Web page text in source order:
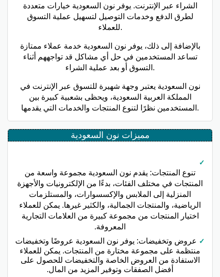
الشراء عبر الإنترنت. يوفر نون السعودية خيارات متعددة
لطرق الدفع وخدمات التوصيل لتسهيل عملية التسوق
للعملاء.
بالإضافة إلى ذلك، يوفر نون السعودية خدمة عملاء ممتازة
تساعد المستخدمين في حل أي مشاكل قد تواجههم أثناء
التسوق أو بعد عملية الشراء.
نون السعودية يعتبر وجهة شهيرة للتسوق عبر الإنترنت في
المملكة العربية السعودية، ويحظى بشعبية كبيرة بين
المستخدمين نظرًا لتنوع المنتجات والخدمات التي يقدمها.
مميزات نون السعودية
تنوع المنتجات: يقدم نون السعودية مجموعة واسعة من
المنتجات في مختلف الفئات، بدءًا من الإلكترونيات والأجهزة
المنزلية إلى الملابس والإكسسوارات، والمستلزمات
الرياضية، والمنتجات الجمالية، والكثير غيرها. يمكن للعملاء
اختيار المنتجات من مجموعة كبيرة من العلامات التجارية
المعروفة.
عروض وتخفيضات: يوفر نون السعودية عروضًا وتخفيضات
منتظمة على مجموعة مختارة من المنتجات. يمكن للعملاء
الاستفادة من العروض الخاصة والتخفيضات للحصول على
أفضل الصفقات وتوفير المزيد من المال.